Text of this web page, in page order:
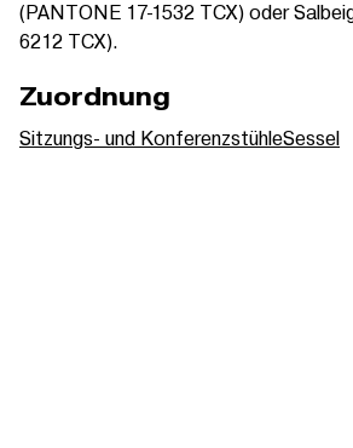
(PANTONE 17-1532 TCX) oder
6212 TCX).
Zuordnung
Sitzungs- und KonferenzstühleSessel